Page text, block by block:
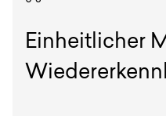
Einheitlicher